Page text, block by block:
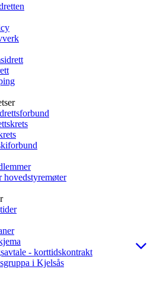
hovedstyremøter
- korttidskontrakt
i Kjelsås